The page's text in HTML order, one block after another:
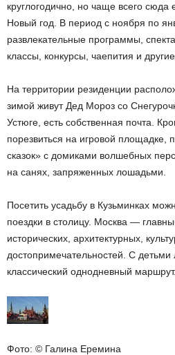
круглогодично, но чаще всего сюда
Новый год. В период с ноября по
развлекательные программы,
классы, конкурсы, чаепития и
На территории резиденции
зимой живут Дед Мороз со
Устюге, есть собственная почта.
порезвиться на игровой площадке,
сказок» с домиками волшебных
на санях, запряженных лошадьми.
Посетить усадьбу в Кузьминках
поездки в столицу. Москва —
исторических, архитектурных,
достопримечательностей. С
классический однодневный маршрут.
Фото: © Галина Еремина